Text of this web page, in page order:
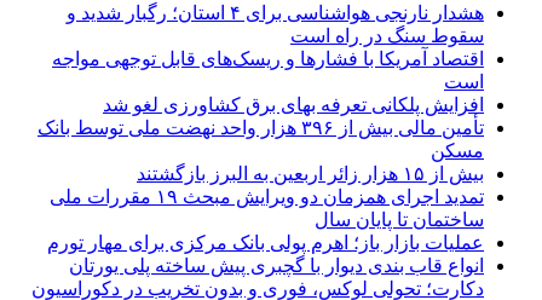
هشدار نارنجی هواشناسی برای ۴ استان؛ رگبار شدید و
سقوط سنگ در راه است
اقتصاد آمریکا با فشارها و ریسک‌های قابل توجهی مواجه
است
افزایش پلکانی تعرفه بهای برق کشاورزی لغو شد
تأمین مالی بیش از ۳۹۶ هزار واحد نهضت ملی توسط بانک
مسکن
بیش از ۱۵ هزار زائر اربعین به البرز بازگشتند
تمدید اجرای همزمان دو ویرایش مبحث ۱۹ مقررات ملی
ساختمان تا پایان سال
عملیات بازار باز؛ اهرم پولی بانک مرکزی برای مهار تورم
انواع قاب بندی دیوار با گچبری پیش ساخته پلی یورتان
دکارت؛ تحولی لوکس، فوری و بدون تخریب در دکوراسیون